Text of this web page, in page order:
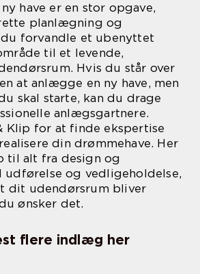
have er en stor opgave,
planlægning og
du forvandle et ubenyttet
til et levende,
Hvis du står over
at anlægge en ny have, men
skal starte, kan du drage
anlægsgartnere.
Klip for at finde ekspertise
din drømmehave. Her
til alt fra design og
og vedligeholdelse,
dit udendørsrum bliver
ønsker det.
flere indlæg her